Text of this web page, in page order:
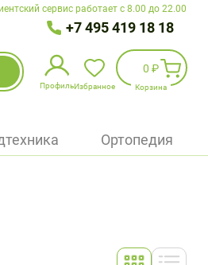
сервис работает с 8.00 до 22.00
+7 495 419 18 18
ПрофильИзбранное
0 ₽
Корзина
Ортопедия